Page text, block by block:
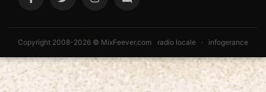
Copyright 2008-2026 © MixFeever.com radio locale · infogerance